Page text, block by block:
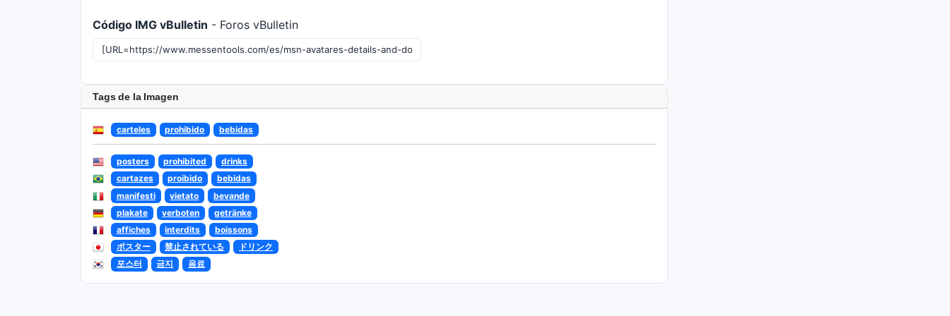
Código IMG vBulletin - Foros vBulletin
Tags de la Imagen
carteles prohibido bebidas
posters prohibited
drinks
cartazes
proibido
bebidas
manifesti
vietato
bevande
plakate
verboten
getränke
affiches
interdits
boissons
ポスター
禁止されている
ドリンク
포스터
금지 음료